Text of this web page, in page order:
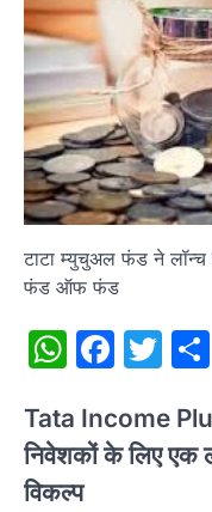
टाटा म्युचुअल फंड ने लॉन्च
फंड ऑफ फंड
Tata Income
निवेशकों के लिए एक
विकल्प